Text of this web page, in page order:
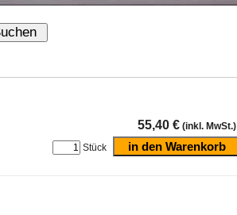
55,40 € (inkl. MwSt.)
Stück